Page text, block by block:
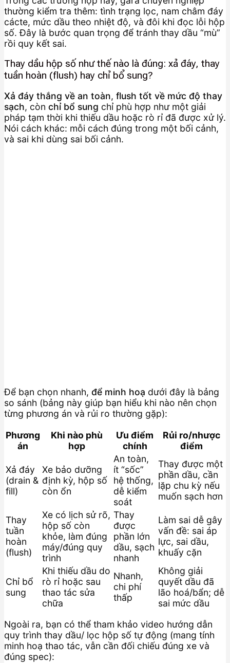
thường kiểm tra thêm: tình trạng lọc, nam châm đáy
cácte, mức dầu theo nhiệt độ, và đôi khi đọc lỗi hộp
số. Đây là bước quan trọng để tránh thay dầu “mù”
rồi quy kết sai.
Thay dầu hộp số như thế nào là đúng: xả đáy, thay
tuần hoàn (flush) hay chỉ bổ sung?
Xả đáy thắng về an toàn, flush tốt về mức độ thay
sạch, còn chỉ bổ sung chỉ phù hợp như một giải
pháp tạm thời khi thiếu dầu hoặc rò rỉ đã được xử lý.
Nói cách khác: mỗi cách đúng trong một bối cảnh,
và sai khi dùng sai bối cảnh.
Để bạn chọn nhanh, để minh hoạ dưới đây là bảng
so sánh (bảng này giúp bạn hiểu khi nào nên chọn
từng phương án và rủi ro thường gặp):
Phương
án
Khi nào phù
hợp
Ưu điểm
chính
Rủi ro/nhược
điểm
Xả đáy
(drain &
fill)
Xe bảo dưỡng
định kỳ, hộp số
còn ổn
An toàn,
ít “sốc”
hệ thống,
dễ kiểm
soát
Thay được một
phần dầu, cần
lặp chu kỳ nếu
muốn sạch hơn
Thay
tuần
hoàn
(flush)
Xe có lịch sử rõ,
hộp số còn
khỏe, làm đúng
máy/đúng quy
trình
Thay
được
phần lớn
dầu, sạch
nhanh
Làm sai dễ gây
vấn đề: sai áp
lực, sai dầu,
khuấy cặn
Chỉ bổ
sung
Khi thiếu dầu do
rò rỉ hoặc sau
thao tác sửa
chữa
Nhanh,
chi phí
thấp
Không giải
quyết dầu đã
lão hoá/bẩn; dễ
sai mức dầu
Ngoài ra, bạn có thể tham khảo video hướng dẫn
quy trình thay dầu/ lọc hộp số tự động (mang tính
minh hoạ thao tác, vẫn cần đối chiếu đúng xe và
đúng spec):